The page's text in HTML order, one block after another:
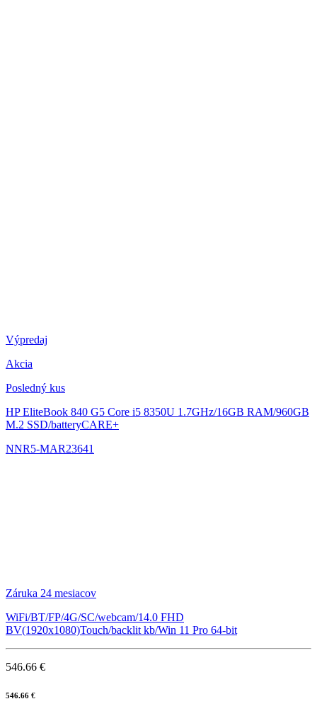
Výpredaj
Akcia
Posledný kus
HP EliteBook 840 G5 Core i5 8350U 1.7GHz/16GB RAM/960GB
M.2 SSD/batteryCARE+
NNR5-MAR23641
Záruka 24 mesiacov
WiFi/BT/FP/4G/SC/webcam/14.0 FHD
BV(1920x1080)Touch/backlit kb/Win 11 Pro 64-bit
546.66 €
546.66 €